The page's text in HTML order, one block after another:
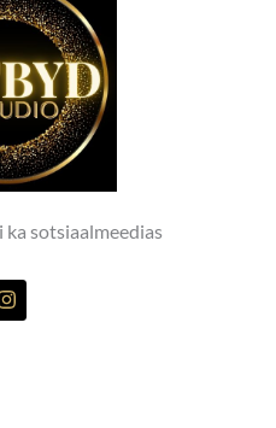
ka sotsiaalmeedias
I
n
s